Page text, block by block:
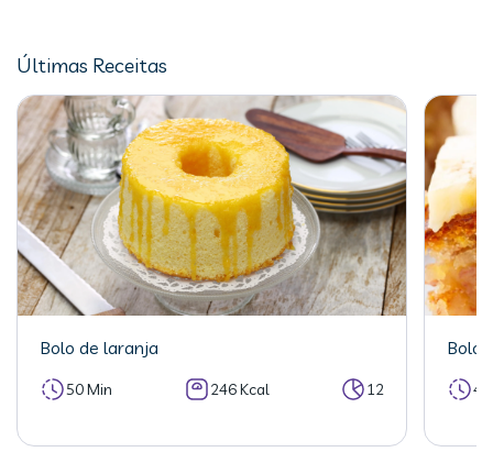
Últimas Receitas
Bolo de laranja
50 Min 246 Kcal 12
Bolo